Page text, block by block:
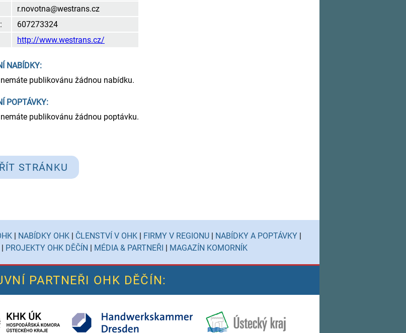
r.novotna@westrans.cz
607273324
http://www.westrans.cz/
NABÍDKY:
publikovánu žádnou nabídku.
POPTÁVKY:
publikovánu žádnou poptávku.
STRÁNKU
| NABÍDKY OHK | ČLENSTVÍ V OHK | FIRMY V REGIONU | NABÍDKY A POPTÁVKY |
| PROJEKTY OHK DĚČÍN | MÉDIA & PARTNEŘI | MAGAZÍN KOMORNÍK
PARTNEŘI OHK DĚČÍN: